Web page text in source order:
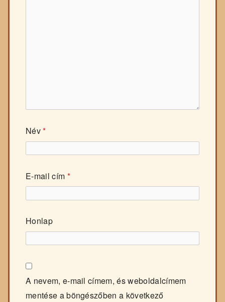
Név*
E-mail cím *
Honlap
A nevem, e-mail címem, és weboldalcímem
mentése a böngészőben a következő